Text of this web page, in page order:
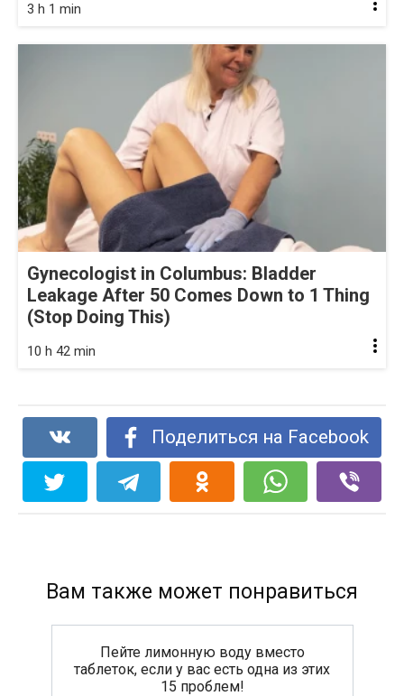
3 h 1 min
Gynecologist in Columbus: Bladder
Leakage After 50 Comes Down to 1 Thing
(Stop Doing This)
10 h 42 min
Поделиться на Facebook
Вам также может понравиться
Пейте лимонную воду вместо
таблеток, если у вас есть одна из этих
15 проблем!